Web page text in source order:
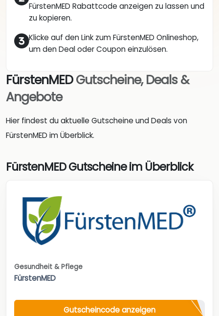
FürstenMED Rabattcode anzeigen zu lassen und
zu kopieren.
Klicke auf den Link zum FürstenMED Onlineshop,
um den Deal oder Coupon einzulösen.
FürstenMEDGutscheine, Deals &
Angebote
Hier findest du aktuelle Gutscheine und Deals von
FürstenMED im Überblick.
FürstenMED Gutscheine im Überblick
Gesundheit & Pflege
FürstenMED
Gutscheincode anzeigen